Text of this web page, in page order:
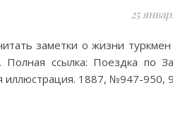
25
заметки о жизни туркмен
Полная ссылка: Поездка по
иллюстрация. 1887, №947-950,